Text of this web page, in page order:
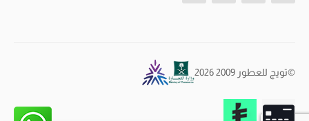
©تويج للعطور 2009 2026